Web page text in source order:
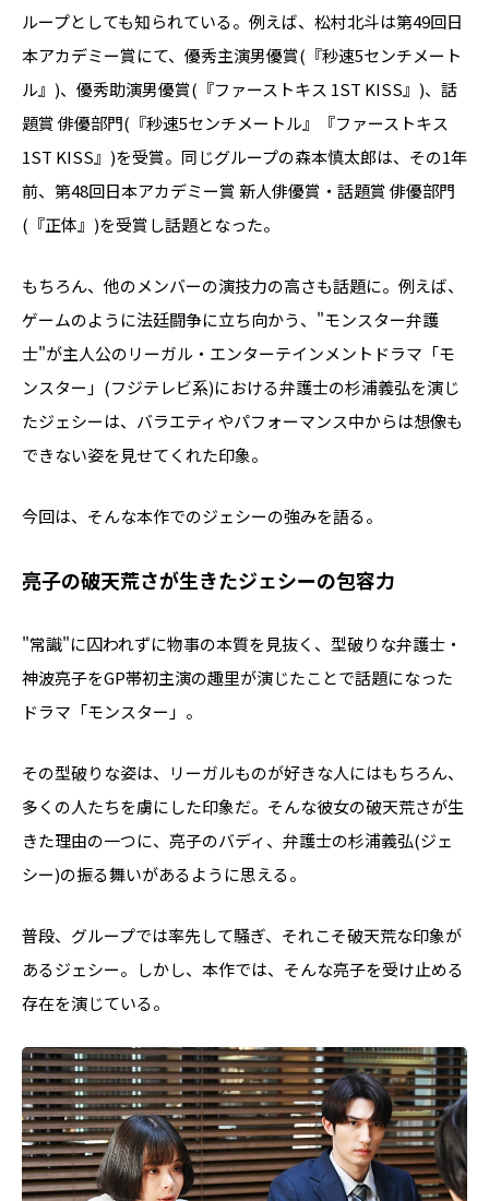
ループとしても知られている。例えば、松村北斗は第49回日
本アカデミー賞にて、優秀主演男優賞(『秒速5センチメート
ル』)、優秀助演男優賞(『ファーストキス 1ST KISS』)、話
題賞 俳優部門(『秒速5センチメートル』『ファーストキス
1ST KISS』)を受賞。同じグループの森本慎太郎は、その1年
前、第48回日本アカデミー賞 新人俳優賞・話題賞 俳優部門
(『正体』)を受賞し話題となった。
もちろん、他のメンバーの演技力の高さも話題に。例えば、
ゲームのように法廷闘争に立ち向かう、"モンスター弁護
士"が主人公のリーガル・エンターテインメントドラマ「モ
ンスター」(フジテレビ系)における弁護士の杉浦義弘を演じ
たジェシーは、バラエティやパフォーマンス中からは想像も
できない姿を見せてくれた印象。
今回は、そんな本作でのジェシーの強みを語る。
亮子の破天荒さが生きたジェシーの包容力
"常識"に囚われずに物事の本質を見抜く、型破りな弁護士・
神波亮子をGP帯初主演の趣里が演じたことで話題になった
ドラマ「モンスター」。
その型破りな姿は、リーガルものが好きな人にはもちろん、
多くの人たちを虜にした印象だ。そんな彼女の破天荒さが生
きた理由の一つに、亮子のバディ、弁護士の杉浦義弘(ジェ
シー)の振る舞いがあるように思える。
普段、グループでは率先して騒ぎ、それこそ破天荒な印象が
あるジェシー。しかし、本作では、そんな亮子を受け止める
存在を演じている。